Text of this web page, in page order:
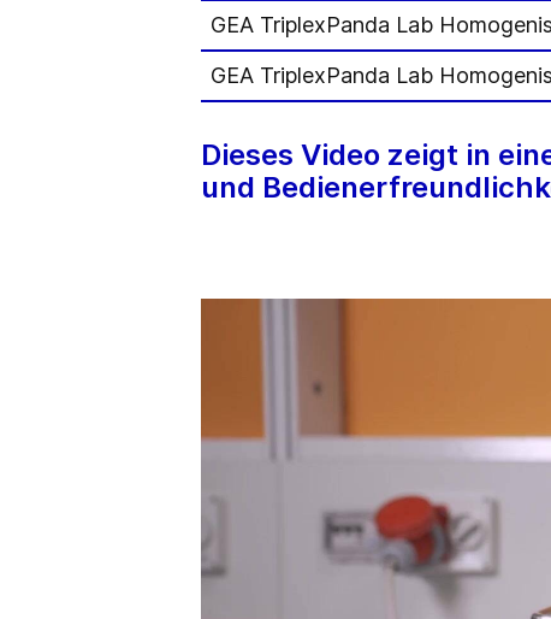
GEA TriplexPanda Lab
GEA TriplexPanda Lab
Dieses Video zeigt in
und